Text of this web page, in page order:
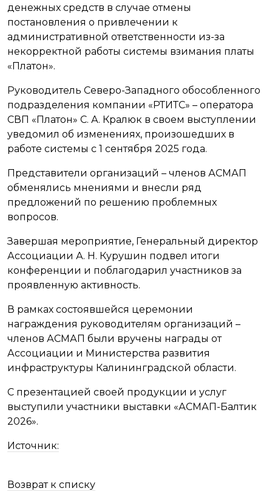
денежных средств в случае отмены
постановления о привлечении к
административной ответственности из-за
некорректной работы системы взимания платы
«Платон».
Руководитель Северо-Западного обособленного
подразделения компании «РТИТС» – оператора
СВП «Платон» С. А. Кралюк в своем выступлении
уведомил об изменениях, произошедших в
работе системы с 1 сентября 2025 года.
Представители организаций – членов АСМАП
обменялись мнениями и внесли ряд
предложений по решению проблемных
вопросов.
Завершая мероприятие, Генеральный директор
Ассоциации А. Н. Курушин подвел итоги
конференции и поблагодарил участников за
проявленную активность.
В рамках состоявшейся церемонии
награждения руководителям организаций –
членов АСМАП были вручены награды от
Ассоциации и Министерства развития
инфраструктуры Калининградской области.
С презентацией своей продукции и услуг
выступили участники выставки «АСМАП-Балтик
2026».
Источник:
Возврат к списку